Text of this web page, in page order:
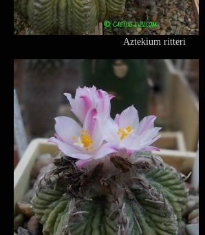
Aztekium ritteri